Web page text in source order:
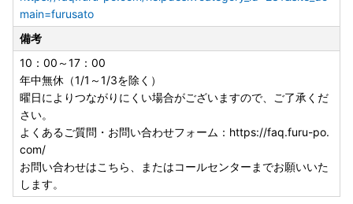
main=furusato
備考
10：00～17：00
年中無休（1/1～1/3を除く）
曜日によりつながりにくい場合がございますので、ご了承くだ
さい。
よくあるご質問・お問い合わせフォーム：https://faq.furu-po.
com/
お問い合わせはこちら、またはコールセンターまでお願いいた
します。